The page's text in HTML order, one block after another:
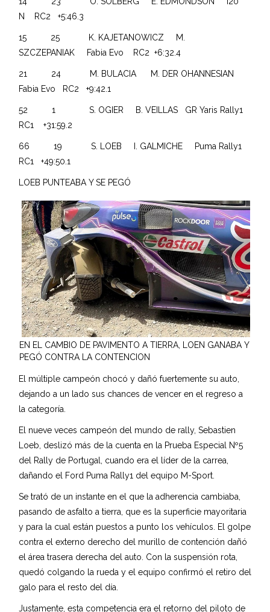
N RC2 +5:46.3
15 25 K. KAJETANOWICZ M.
SZCZEPANIAK Fabia Evo RC2 +6:32.4
21 24 M. BULACIA M. DER OHANNESIAN
Fabia Evo RC2 +9:42.1
52 1 S. OGIER B. VEILLAS GR Yaris Rally1
RC1 +31:59.2
66 19 S. LOEB I. GALMICHE Puma Rally1
RC1 +49:50.1
LOEB PUNTEABA Y SE PEGÓ
EN EL CAMBIO DE PAVIMENTO A TIERRA, LOEN GANABA Y
PEGÓ CONTRA LA CONTENCION
El múltiple campeón chocó y dañó fuertemente su auto,
dejando a un lado sus chances de vencer en el regreso a
la categoría.
El nueve veces campeón del mundo de rally, Sebastien
Loeb, deslizó más de la cuenta en la Prueba Especial Nº5
del Rally de Portugal, cuando era el líder de la carrea,
dañando el Ford Puma Rally1 del equipo M-Sport.
Se trató de un instante en el que la adherencia cambiaba,
pasando de asfalto a tierra, que es la superficie mayoritaria
y para la cual están puestos a punto los vehículos. El golpe
contra el externo derecho del murillo de contención dañó
el área trasera derecha del auto. Con la suspensión rota,
quedó colgando la rueda y el equipo confirmó el retiro del
galo para el resto del día.
Justamente, esta competencia era el retorno del piloto de